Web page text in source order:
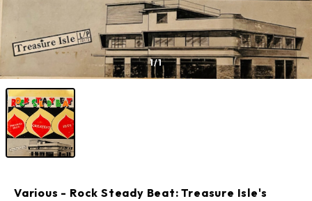
1/1
Various - Rock Steady Beat: Treasure Isle's